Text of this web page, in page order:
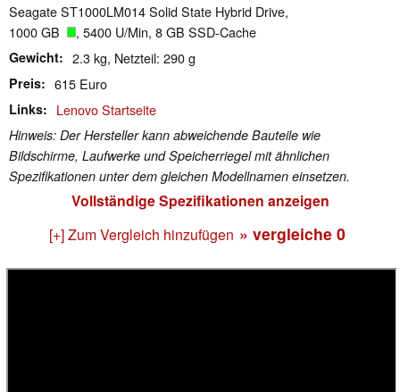
Seagate ST1000LM014 Solid State Hybrid Drive,
1000 GB
, 5400 U/Min, 8 GB SSD-Cache
Gewicht 2.3 kg, Netzteil: 290 g
Preis 615 Euro
Links Lenovo Startseite
Hinweis: Der Hersteller kann abweichende Bauteile wie
Bildschirme, Laufwerke und Speicherriegel mit ähnlichen
Spezifikationen unter dem gleichen Modellnamen einsetzen.
Vollständige Spezifikationen anzeigen
[+] Zum Vergleich hinzufügen » vergleiche 0